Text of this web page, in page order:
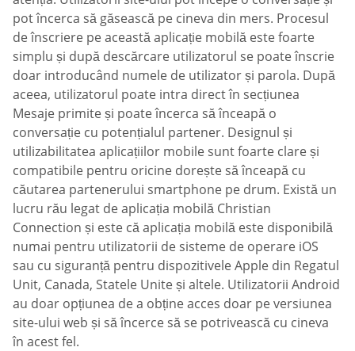
pot încerca să găsească pe cineva din mers. Procesul
de înscriere pe această aplicație mobilă este foarte
simplu și după descărcare utilizatorul se poate înscrie
doar introducând numele de utilizator și parola. După
aceea, utilizatorul poate intra direct în secțiunea
Mesaje primite și poate încerca să înceapă o
conversație cu potențialul partener. Designul și
utilizabilitatea aplicațiilor mobile sunt foarte clare și
compatibile pentru oricine dorește să înceapă cu
căutarea partenerului smartphone pe drum. Există un
lucru rău legat de aplicația mobilă Christian
Connection și este că aplicația mobilă este disponibilă
numai pentru utilizatorii de sisteme de operare iOS
sau cu siguranță pentru dispozitivele Apple din Regatul
Unit, Canada, Statele Unite și altele. Utilizatorii Android
au doar opțiunea de a obține acces doar pe versiunea
site-ului web și să încerce să se potrivească cu cineva
în acest fel.